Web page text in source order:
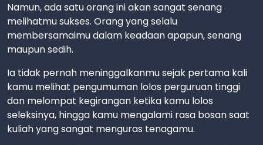
Namun, ada satu orang ini akan sangat senang
melihatmu sukses. Orang yang selalu
membersamaimu dalam keadaan apapun, senang
maupun sedih.
Ia tidak pernah meninggalkanmu sejak pertama kali
kamu melihat pengumuman lolos perguruan tinggi
dan melompat kegirangan ketika kamu lolos
seleksinya, hingga kamu mengalami rasa bosan saat
kuliah yang sangat menguras tenagamu.